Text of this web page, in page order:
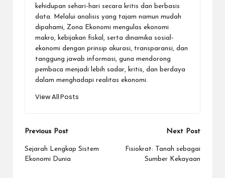
kehidupan sehari-hari secara kritis dan berbasis
data. Melalui analisis yang tajam namun mudah
dipahami, Zona Ekonomi mengulas ekonomi
makro, kebijakan fiskal, serta dinamika sosial-
ekonomi dengan prinsip akurasi, transparansi, dan
tanggung jawab informasi, guna mendorong
pembaca menjadi lebih sadar, kritis, dan berdaya
dalam menghadapi realitas ekonomi.
View All Posts
Post
navigation
Previous Post
Sejarah Lengkap Sistem
Ekonomi Dunia
Next Post
Fisiokrat: Tanah sebagai
Sumber Kekayaan